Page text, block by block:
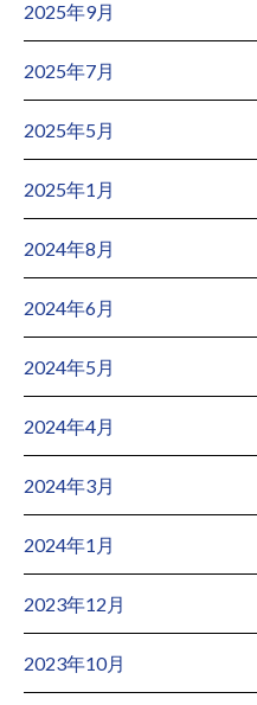
2025年9月
2025年7月
2025年5月
2025年1月
2024年8月
2024年6月
2024年5月
2024年4月
2024年3月
2024年1月
2023年12月
2023年10月